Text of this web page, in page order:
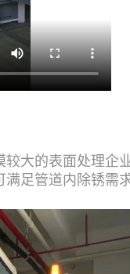
较大的表面处理企
足管道内除锈需求